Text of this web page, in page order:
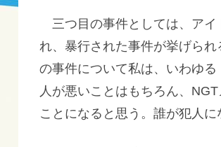
三つ目の事件としては、アイ
れ、暴行された事件が挙げら
の事件について私は、いわゆ
人が悪いことはもちろん、
ことになると思う。誰が犯人